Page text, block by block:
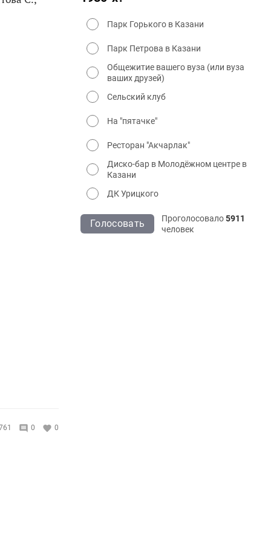
0 0
Парк Горького в Казани
Парк Петрова в Казани
Общежитие вашего вуза (или вуза
ваших друзей)
Сельский клуб
На "пятачке"
Ресторан "Акчарлак"
Диско-бар в Молодёжном центре в
Казани
ДК Урицкого
Голосовать Проголосовало5911
человек